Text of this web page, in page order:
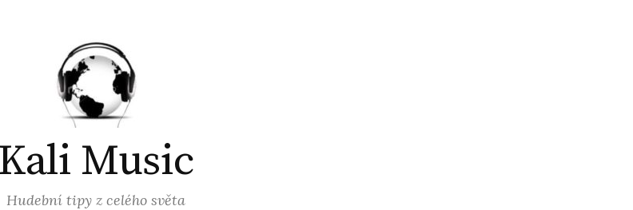
Kali Music
Hudební tipy z celého světa